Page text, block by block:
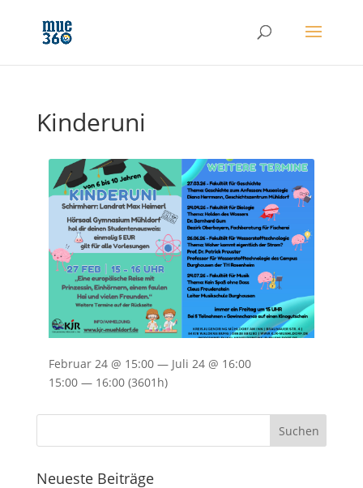
Kinderuni
Februar 24 @ 15:00 — Juli 24 @ 16:00
15:00 — 16:00 (3601h)
Neueste Beiträge